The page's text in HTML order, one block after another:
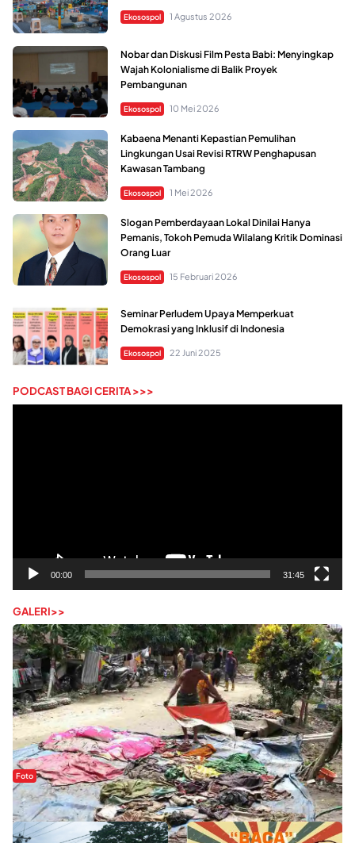
Ekosospol 1 Agustus 2026
Nobar dan Diskusi Film Pesta Babi: Menyingkap
Wajah Kolonialisme di Balik Proyek
Pembangunan
Ekosospol 10 Mei 2026
Kabaena Menanti Kepastian Pemulihan
Lingkungan Usai Revisi RTRW Penghapusan
Kawasan Tambang
Ekosospol 1 Mei 2026
Slogan Pemberdayaan Lokal Dinilai Hanya
Pemanis, Tokoh Pemuda Wilalang Kritik Dominasi
Orang Luar
Ekosospol 15 Februari 2026
Seminar Perludem Upaya Memperkuat
Demokrasi yang Inklusif di Indonesia
Ekosospol 22 Juni 2025
PODCAST BAGI CERITA >>>
00:00 31:45
GALERI>>
Foto
Sejak Banjir Bandang, Warga Butuhkan Air Bersih